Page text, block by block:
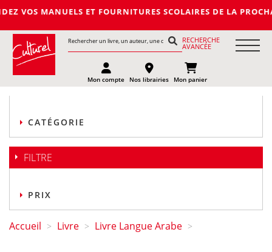
MANUELS ET FOURNITURES SCOLAIRES DE LA
RECHERCHE
AVANCÉE
Mon compte Nos librairies Mon panier
CATÉGORIE
FILTRE
PRIX
Accueil > Livre > Livre Langue Arabe >